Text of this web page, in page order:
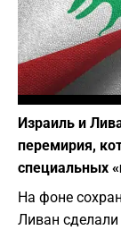
Израиль и
перемирия,
специальных
На фоне
Ливан